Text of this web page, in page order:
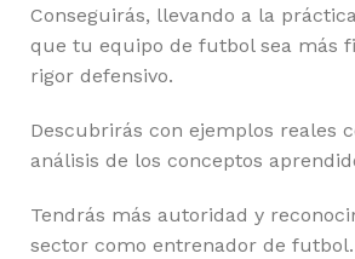
Conseguirás, llevando a la
que tu equipo de futbol sea más
rigor defensivo.
Descubrirás con ejemplos reales
análisis de los conceptos
Tendrás más autoridad y
sector como entrenador de futbol.